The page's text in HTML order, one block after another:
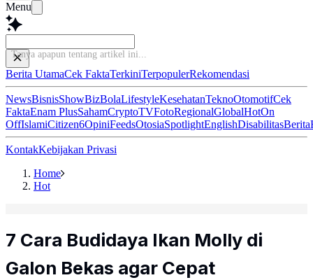
Menu
Berita UtamaCek FaktaTerkiniTerpopulerRekomendasi
NewsBisnisShowBizBolaLifestyleKesehatanTeknoOtomotifCek
FaktaEnam PlusSahamCryptoTVFotoRegionalGlobalHotOn
OffIslamiCitizen6OpiniFeedsOtosiaSpotlightEnglishDisabilitasBerita
KontakKebijakan Privasi
Home
Hot
7 Cara Budidaya Ikan Molly di
Galon Bekas agar Cepat